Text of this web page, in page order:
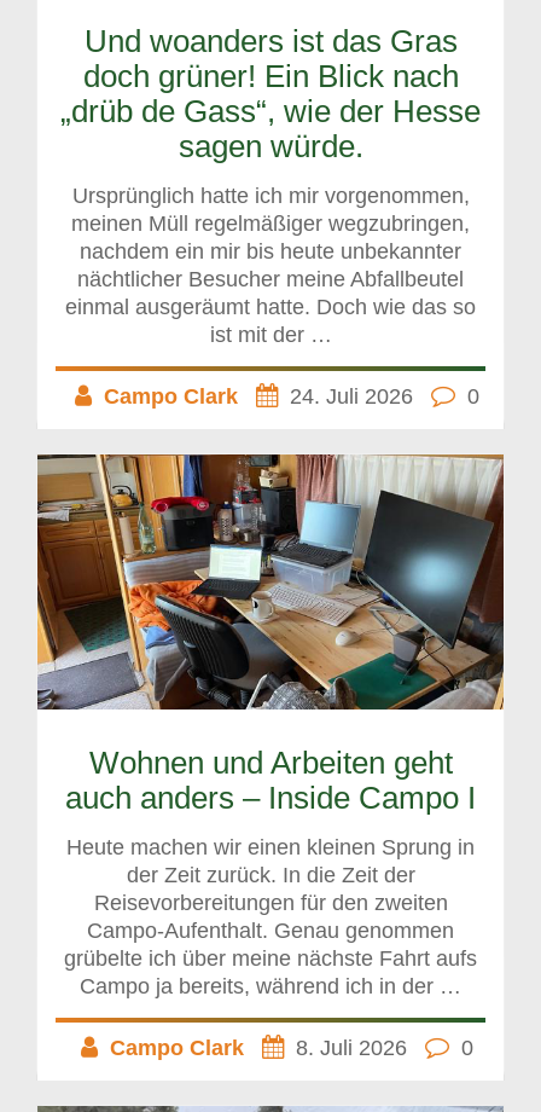
Und woanders ist das Gras
doch grüner! Ein Blick nach
„drüb de Gass“, wie der Hesse
sagen würde.
Ursprünglich hatte ich mir vorgenommen,
meinen Müll regelmäßiger wegzubringen,
nachdem ein mir bis heute unbekannter
nächtlicher Besucher meine Abfallbeutel
einmal ausgeräumt hatte. Doch wie das so
ist mit der …
Campo Clark 24. Juli 2026 0
Wohnen und Arbeiten geht
auch anders – Inside Campo I
Heute machen wir einen kleinen Sprung in
der Zeit zurück. In die Zeit der
Reisevorbereitungen für den zweiten
Campo-Aufenthalt. Genau genommen
grübelte ich über meine nächste Fahrt aufs
Campo ja bereits, während ich in der …
Campo Clark 8. Juli 2026 0